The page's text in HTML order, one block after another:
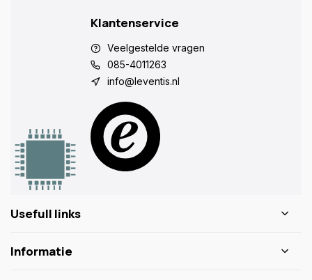
Klantenservice
Veelgestelde vragen
085-4011263
info@leventis.nl
Usefull links
Informatie